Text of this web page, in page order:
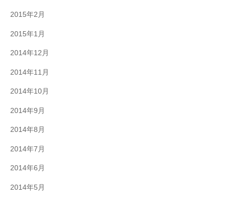
2015年2月
2015年1月
2014年12月
2014年11月
2014年10月
2014年9月
2014年8月
2014年7月
2014年6月
2014年5月